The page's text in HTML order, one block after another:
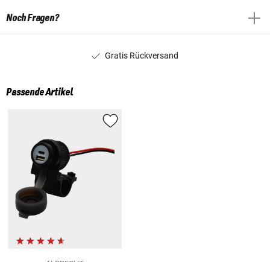
Noch Fragen?
Gratis Rückversand
Passende Artikel